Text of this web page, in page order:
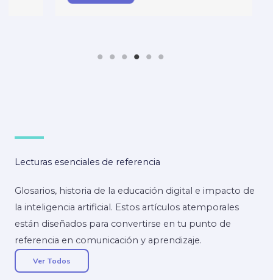
Lecturas esenciales de referencia
Glosarios, historia de la educación digital e impacto de
la inteligencia artificial. Estos artículos atemporales
están diseñados para convertirse en tu punto de
referencia en comunicación y aprendizaje.
Ver Todos